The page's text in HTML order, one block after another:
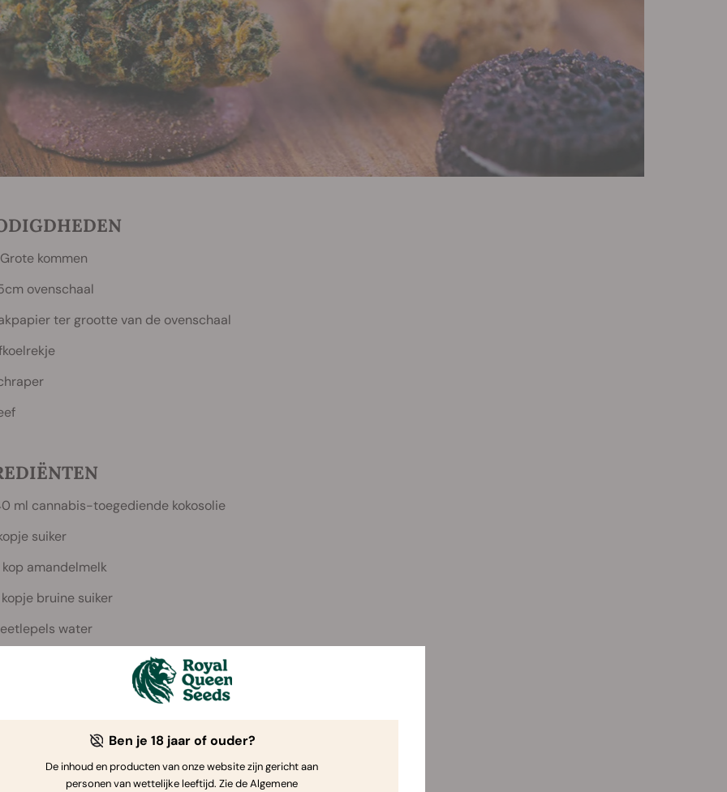
kommen
ovenschaal
ter grootte van de ovenschaal
ml cannabis-toegediende kokosolie
suiker
amandelmelk
bruine suiker
water
theelepel vanille-extract
bloem
veganistische chocolade stukjes
eetlepels cacaopoeder
Ben je 18 jaar of ouder?
De inhoud en producten van onze website zijn gericht aan
personen van wettelijke leeftijd. Zie de Algemene